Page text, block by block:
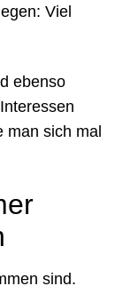
Viel
ebenso
man sich mal
sind.